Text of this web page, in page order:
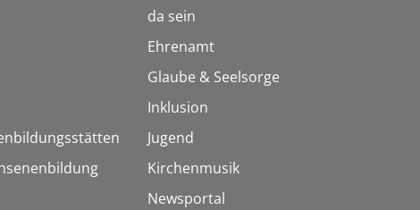
da sein
Ehrenamt
Glaube & Seelsorge
Inklusion
Jugend
Kirchenmusik
Newsportal